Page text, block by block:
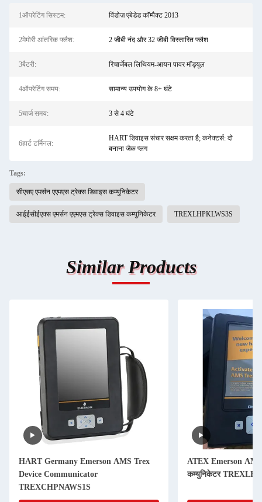
1ऑपरेटिंग सिस्टम: विंडोज़ एंबेडेड कॉम्पैक्ट 2013
2मेमोरी आंतरिक फ्लैश: 2 जीबी नंद और 32 जीबी विस्तारित फ्लैश
3बैटरी: रिचार्जेबल लिथियम-आयन पावर मॉड्यूल
4ऑपरेटिंग समय: सामान्य उपयोग के 8+ घंटे
5चार्ज समय: 3 से 4 घंटे
6हार्ट टर्मिनल:
HART डिवाइस संचार सक्षम करता है; कनेक्टर्स: दो
बनाना जैक प्लग
Tags:
सीएसए एमर्सन एएमएस ट्रेक्स डिवाइस कम्युनिकेटर
आईईसीईएक्स एमर्सन एएमएस ट्रेक्स डिवाइस कम्युनिकेटर TREXLHPKLWS3S
Similar Products
HART Germany Emerson AMS Trex
Device Communicator
TREXCHPNAWS1S
ATEX Emerson AMS
कम्युनिकेटर